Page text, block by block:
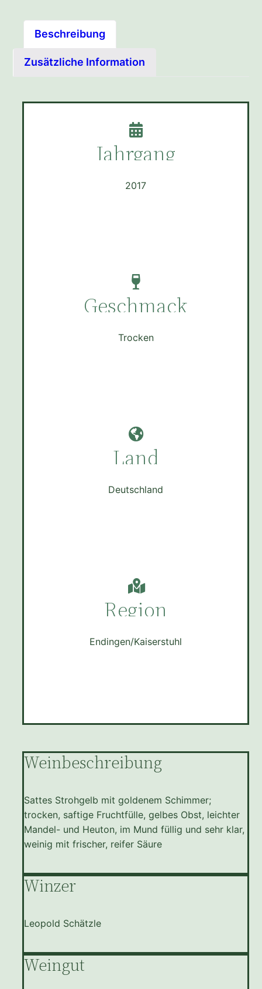
Beschreibung
Zusätzliche Information
Jahrgang
2017
Geschmack
Trocken
Land
Deutschland
Region
Endingen/Kaiserstuhl
Weinbeschreibung
Sattes Strohgelb mit goldenem Schimmer;
trocken, saftige Fruchtfülle, gelbes Obst, leichter
Mandel- und Heuton, im Mund füllig und sehr klar,
weinig mit frischer, reifer Säure
Winzer
Leopold Schätzle
Weingut